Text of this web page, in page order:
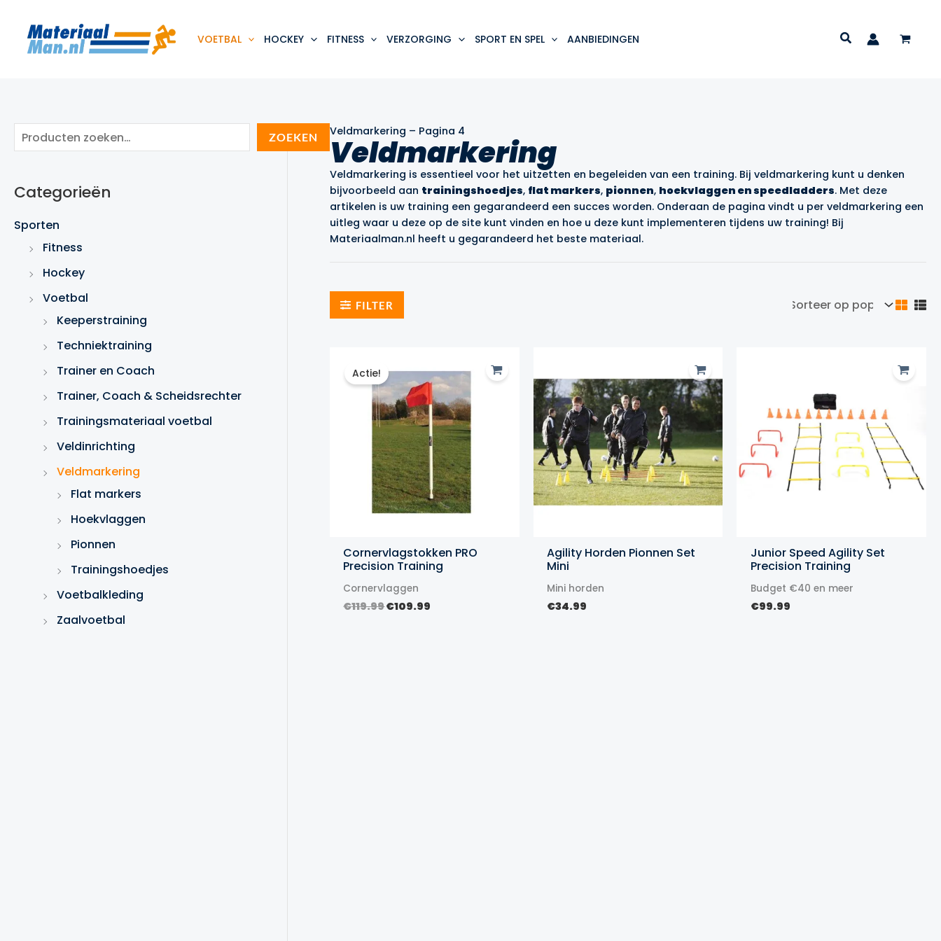
inhoud
VOETBAL HOCKEY FITNESS VERZORGING SPORT EN SPEL AANBIEDINGEN
o
k
e
ZOEKEN
Categorieën
Sporten
Fitness
Hockey
Voetbal
Keeperstraining
Techniektraining
Trainer en Coach
Trainer, Coach & Scheidsrechter
Trainingsmateriaal voetbal
Veldinrichting
Veldmarkering
Flat markers
Hoekvlaggen
Pionnen
Trainingshoedjes
Voetbalkleding
Zaalvoetbal
Veldmarkering – Pagina 4
Veldmarkering
Veldmarkering is essentieel voor het uitzetten en begeleiden van een training. Bij veldmarkering kunt u denken
bijvoorbeeld aan trainingshoedjes, flat markers, pionnen, hoekvlaggen en speedladders. Met deze
artikelen is uw training een gegarandeerd een succes worden. Onderaan de pagina vindt u per veldmarkering een
uitleg waar u deze op de site kunt vinden en hoe u deze kunt implementeren tijdens uw training! Bij
Materiaalman.nl heeft u gegarandeerd het beste materiaal.
FILTER
Actie!
Cornervlagstokken PRO
Precision Training
Cornervlaggen
€119.99Oorspronkelijke
€109.99
Agility Horden Pionnen Set
Mini
Mini horden
€34.99
Junior Speed Agility Set
Precision Training
Budget €40 en meer
€99.99